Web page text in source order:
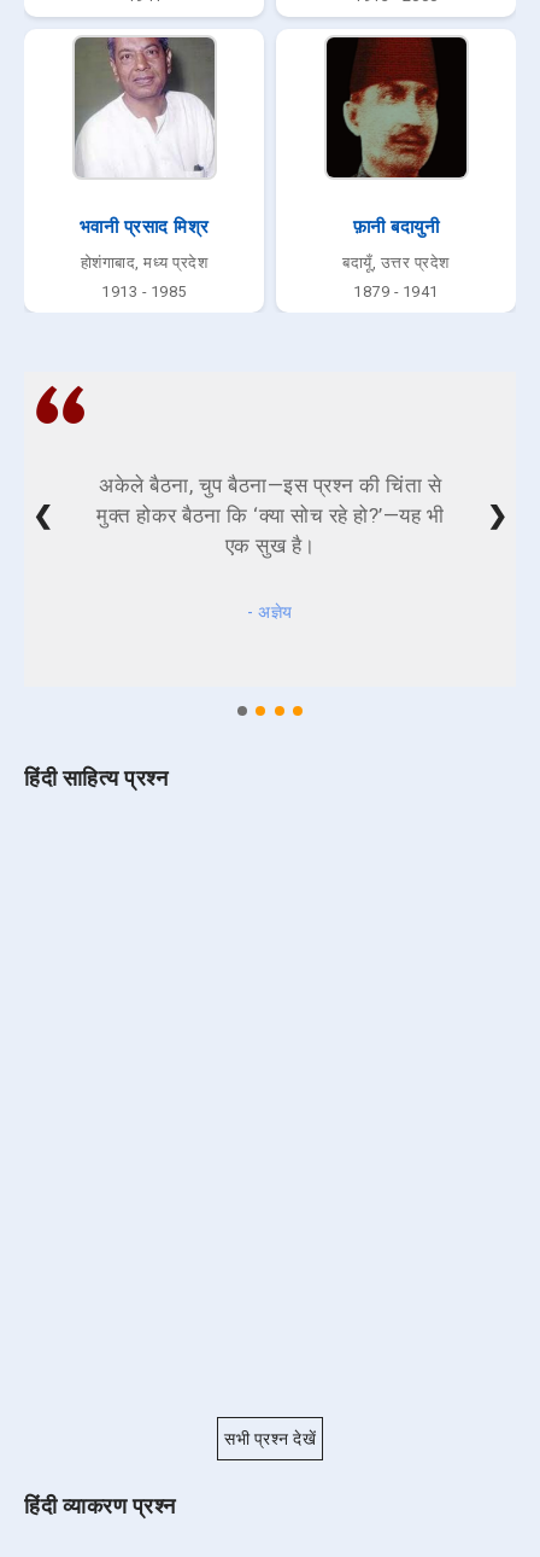
भवानी प्रसाद मिश्र
होशंगाबाद, मध्य प्रदेश
1913 - 1985
फ़ानी बदायुनी
बदायूँ, उत्तर प्रदेश
1879 - 1941
अकेले बैठना, चुप बैठना—इस प्रश्न की चिंता से
मुक्त होकर बैठना कि ‘क्या सोच रहे हो?’—यह भी
एक सुख है।
- अज्ञेय
❮ ❯
हिंदी साहित्य प्रश्न
सभी प्रश्न देखें
हिंदी व्याकरण प्रश्न